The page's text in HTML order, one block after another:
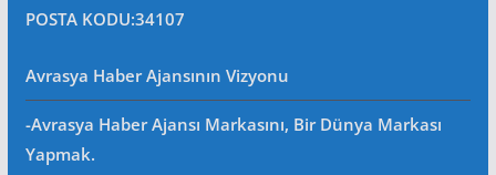
POSTA KODU:34107
Avrasya Haber Ajansının Vizyonu
-Avrasya Haber Ajansı Markasını, Bir Dünya Markası
Yapmak.